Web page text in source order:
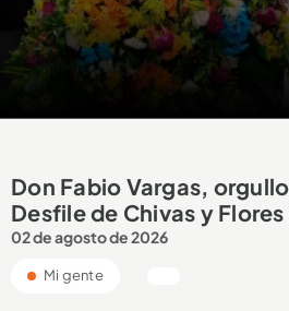
Don Fabio Vargas,
Desfile de Chivas y
02 de agosto de 2026
Mi gente